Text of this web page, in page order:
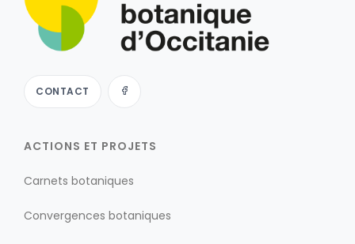
CONTACT
ACTIONS ET PROJETS
Carnets botaniques
Convergences botaniques